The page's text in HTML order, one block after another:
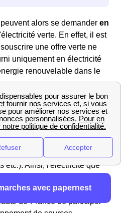
alors se demander en
verte. En effet, il est
une offre verte ne
uniquement en électricité
renouvelable dans le
verte permet
En-Weppes de
dans le réseauélectrique
en électricité dite
par panneaux
etc.). Ainsi, l'électricité que
une façon pour les
de-France de participer
avec papernest